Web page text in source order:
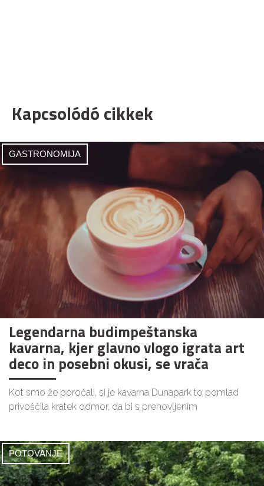
Kapcsolódó cikkek
GASTRONOMIJA
Legendarna budimpeštanska
kavarna, kjer glavno vlogo igrata art
deco in posebni okusi, se vrača
Kot smo že poročali, si je kavarna Dunapark to pomlad
privoščila kratek odmor, da bi s prenovljenim
POTOVANJE